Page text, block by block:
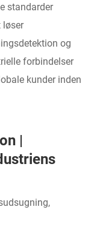
standarder
løser
og
forbindelser
kunder inden
|